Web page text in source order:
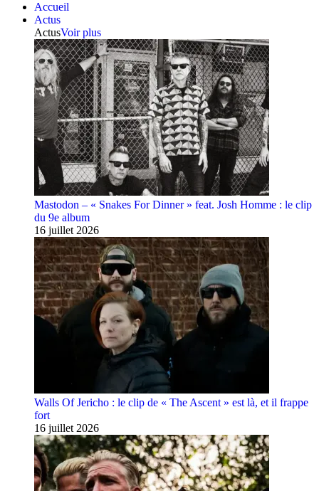
Accueil
Actus
ActusVoir plus
Mastodon – « Snakes For Dinner » feat. Josh Homme : le clip
du 9e album
16 juillet 2026
Walls Of Jericho : le clip de « The Ascent » est là, et il frappe
fort
16 juillet 2026